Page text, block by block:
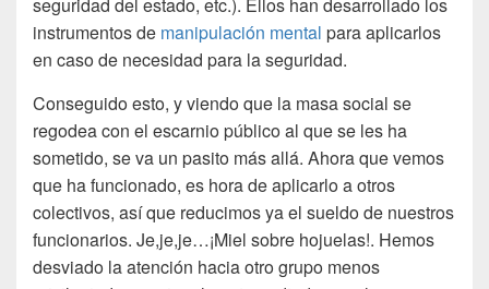
instrumentos de manipulación mental para aplicarlos
en caso de necesidad para la seguridad.
Conseguido esto, y viendo que la masa social se
regodea con el escarnio público al que se les ha
sometido, se va un pasito más allá. Ahora que vemos
que ha funcionado, es hora de aplicarlo a otros
colectivos, así que reducimos ya el sueldo de nuestros
funcionarios. Je,je,je…¡Miel sobre hojuelas!. Hemos
desviado la atención hacia otro grupo menos